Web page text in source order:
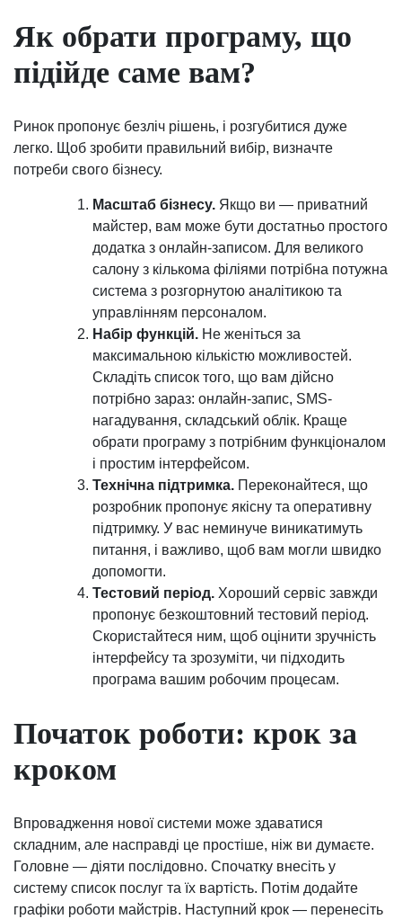
Як обрати програму, що
підійде саме вам?
Ринок пропонує безліч рішень, і розгубитися дуже
легко. Щоб зробити правильний вибір, визначте
потреби свого бізнесу.
Масштаб бізнесу. Якщо ви — приватний
майстер, вам може бути достатньо простого
додатка з онлайн-записом. Для великого
салону з кількома філіями потрібна потужна
система з розгорнутою аналітикою та
управлінням персоналом.
Набір функцій. Не женіться за
максимальною кількістю можливостей.
Складіть список того, що вам дійсно
потрібно зараз: онлайн-запис, SMS-
нагадування, складський облік. Краще
обрати програму з потрібним функціоналом
і простим інтерфейсом.
Технічна підтримка. Переконайтеся, що
розробник пропонує якісну та оперативну
підтримку. У вас неминуче виникатимуть
питання, і важливо, щоб вам могли швидко
допомогти.
Тестовий період. Хороший сервіс завжди
пропонує безкоштовний тестовий період.
Скористайтеся ним, щоб оцінити зручність
інтерфейсу та зрозуміти, чи підходить
програма вашим робочим процесам.
Початок роботи: крок за
кроком
Впровадження нової системи може здаватися
складним, але насправді це простіше, ніж ви думаєте.
Головне — діяти послідовно. Спочатку внесіть у
систему список послуг та їх вартість. Потім додайте
графіки роботи майстрів. Наступний крок — перенесіть